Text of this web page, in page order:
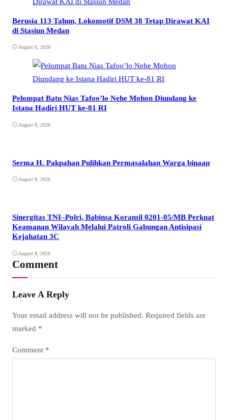
Berusia 113 Tahun, Lokomotif DSM 38 Tetap Dirawat KAI
di Stasiun Medan
August 8, 2026
Pelompat Batu Nias Tafoo’lo Nehe Mohon Diundang ke
Istana Hadiri HUT ke-81 RI
August 8, 2026
Serma H. Pakpahan Pulihkan Permasalahan Warga binaan
August 8, 2026
Sinergitas TNI–Polri, Babinsa Koramil 0201-05/MB Perkuat
Keamanan Wilayah Melalui Patroli Gabungan Antisipasi
Kejahatan 3C
August 8, 2026
Comment
Leave A Reply
Your email address will not be published. Required fields are
marked *
Comment *